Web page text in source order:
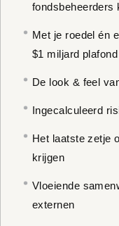
fondsbeheerders
Met je roedel én
$1 miljard plafond
De look & feel
Ingecalculeerd
Het laatste zetje
krijgen
Vloeiende
externen